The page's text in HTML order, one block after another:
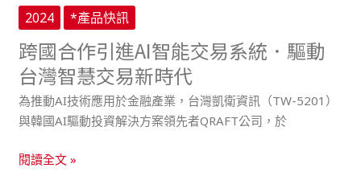
2024 *產品快訊
跨國合作引進AI智能交易系統．驅動
台灣智慧交易新時代
為推動AI技術應用於金融產業，台灣凱衛資訊（TW-5201）
與韓國AI驅動投資解決方案領先者QRAFT公司，於
統．
驅
動
台
灣
智
交
閱讀全文 »